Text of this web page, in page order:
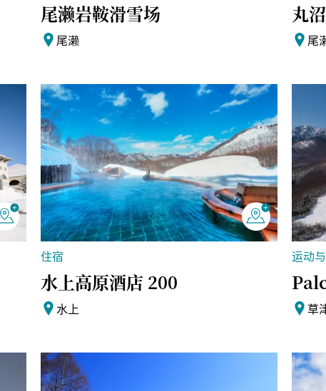
尾濑岩鞍滑雪场
尾濑
丸
尾
住宿
水上高原酒店 200
水上
运动
草